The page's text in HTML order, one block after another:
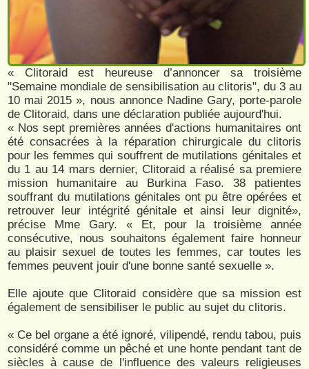
« Clitoraid est heureuse d’annoncer sa troisième
"Semaine mondiale de sensibilisation au clitoris", du 3 au
10 mai 2015 », nous annonce Nadine Gary, porte-parole
de Clitoraid, dans une déclaration publiée aujourd'hui.
« Nos sept premières années d'actions humanitaires ont
été consacrées à la réparation chirurgicale du clitoris
pour les femmes qui souffrent de mutilations génitales et
du 1 au 14 mars dernier, Clitoraid a réalisé sa premiere
mission humanitaire au Burkina Faso. 38 patientes
souffrant du mutilations génitales ont pu être opérées et
retrouver leur intégrité génitale et ainsi leur dignité»,
précise Mme Gary. « Et, pour la troisième année
consécutive, nous souhaitons également faire honneur
au plaisir sexuel de toutes les femmes, car toutes les
femmes peuvent jouir d'une bonne santé sexuelle ».
Elle ajoute que Clitoraid considère que sa mission est
également de sensibiliser le public au sujet du clitoris.
« Ce bel organe a été ignoré, vilipendé, rendu tabou, puis
considéré comme un pêché et une honte pendant tant de
siècles à cause de l'influence des valeurs religieuses